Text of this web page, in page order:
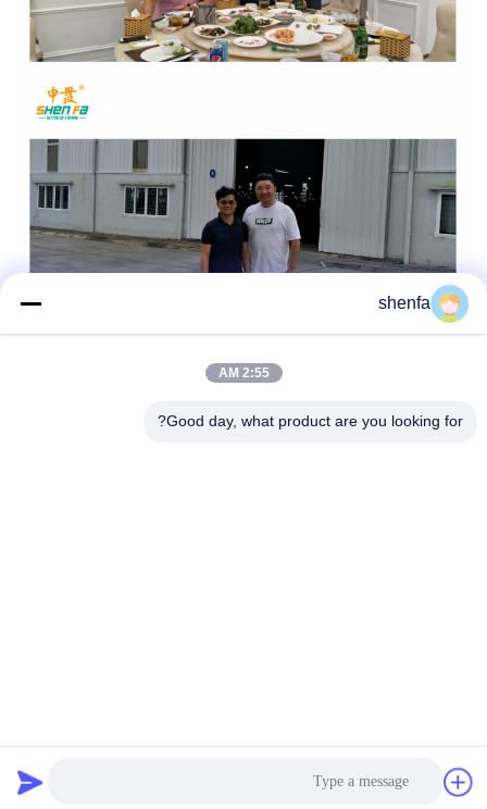
shenfa
2:55 AM
Good day, what product are you looking for?